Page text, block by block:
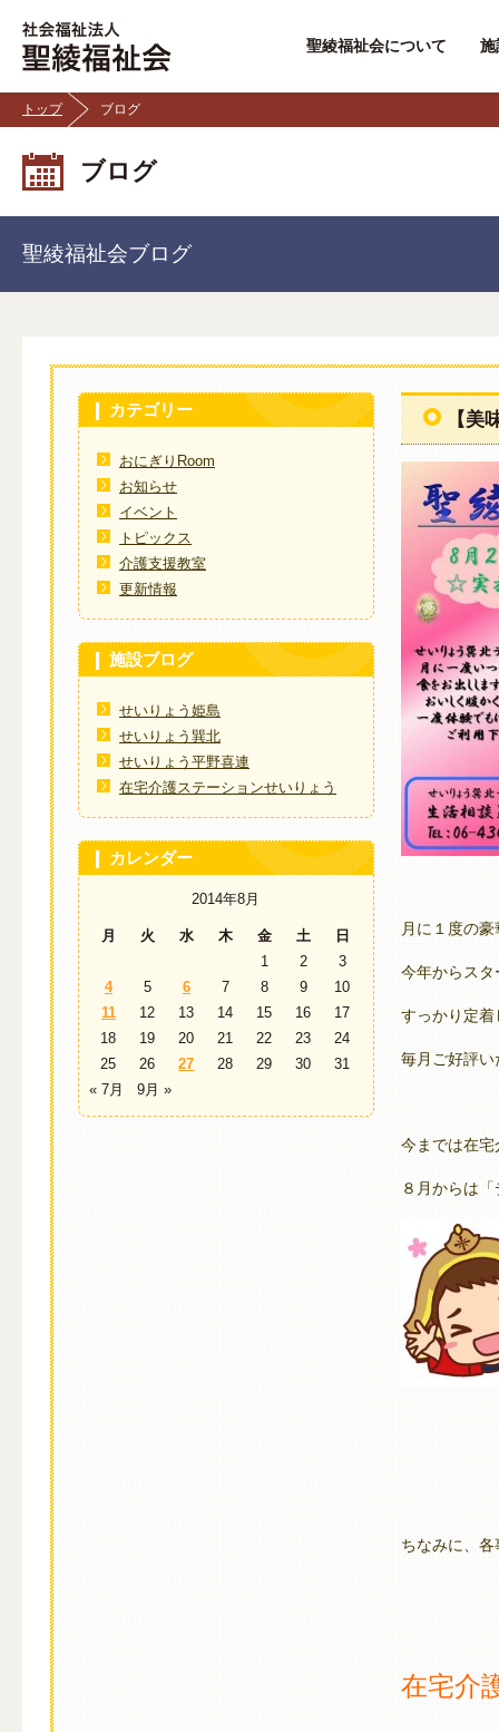
聖綾福祉会について 施
トップ ブログ
ブログ
聖綾福祉会ブログ
カテゴリー
おにぎりRoom
お知らせ
イベント
トピックス
介護支援教室
更新情報
施設ブログ
せいりょう姫島
せいりょう巽北
せいりょう平野喜連
在宅介護ステーションせいりょう
カレンダー
2014年8月
月 火 水 木 金 土
日
1
2
3
4
5 6 7 8 9
10
11
12 13 14 15 16
17
18
19 20 21 22 23
24
25
26 27 28 29 30
31
« 7月
9月 »
【美
月に１度の
今年からス
すっかり定
毎月ご好評
今までは在
８月からは
ちなみに、
在宅介